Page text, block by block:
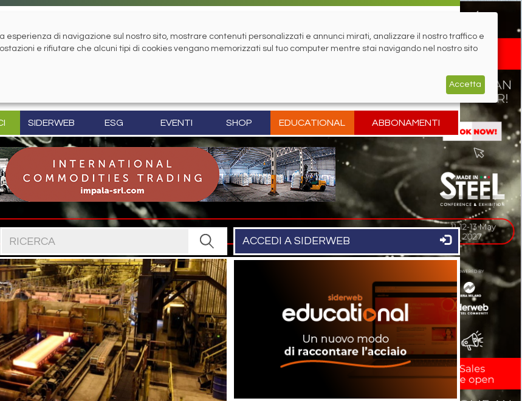
SIDERWEB ESG EVENTI SHOP EDUCATIONAL ABBONAMENTI
ACCEDI A SIDERWEB
di navigazione sul nostro sito, mostrare contenuti personalizzati e annunci mirati, analizzare il nostro traffico e
e rifiutare che alcuni tipi di cookies vengano memorizzati sul tuo computer mentre stai navigando nel nostro sito
Accetta